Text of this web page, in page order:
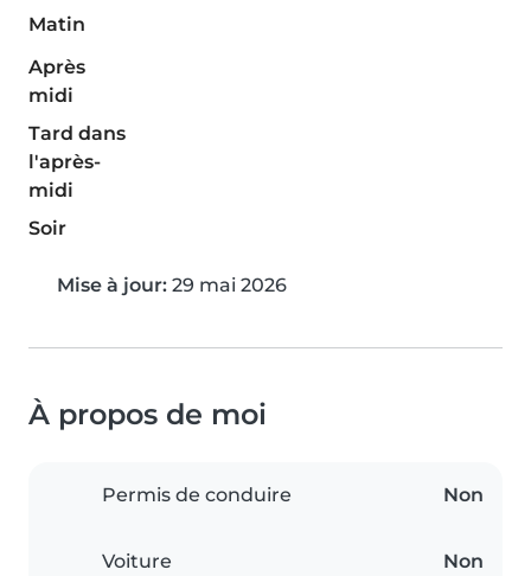
Matin
Après
midi
Tard dans
l'après-
midi
Soir
Mise à jour: 29 mai 2026
À propos de moi
Permis de conduire Non
Voiture Non